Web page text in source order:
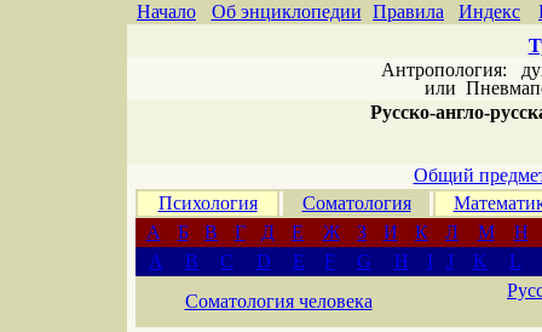
Начало Об энциклопедии Правила Индекс
Антропология:
или
Русско-англо-
Общий
Психология
Соматология
А
Б В Г Д Е Ж З И К Л М
Н
A
B C D E F G H I J K
L
Соматология человека